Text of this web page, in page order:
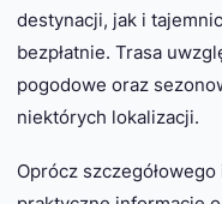
destynacji, jak i
bezpłatnie. Trasa
pogodowe oraz
niektórych lokalizacji.
Oprócz